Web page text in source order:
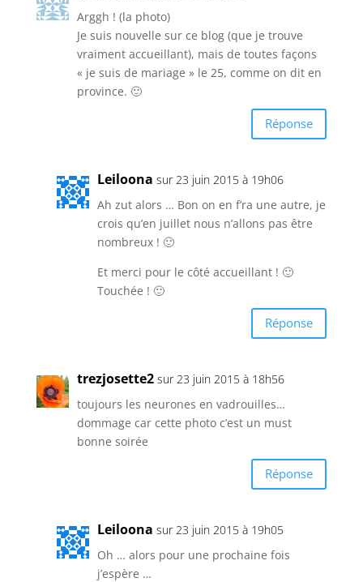
Arggh ! (la photo)
Je suis nouvelle sur ce blog (que je trouve
vraiment accueillant), mais de toutes façons
« je suis de mariage » le 25, comme on dit en
province. 🙂
Réponse
Leiloona sur 23 juin 2015 à 19h06
Ah zut alors … Bon on en f’ra une autre, je
crois qu’en juillet nous n’allons pas être
nombreux ! 🙂
Et merci pour le côté accueillant ! 🙂
Touchée ! 🙂
Réponse
trezjosette2 sur 23 juin 2015 à 18h56
toujours les neurones en vadrouilles…
dommage car cette photo c’est un must
bonne soirée
Réponse
Leiloona sur 23 juin 2015 à 19h05
Oh … alors pour une prochaine fois
j’espère …